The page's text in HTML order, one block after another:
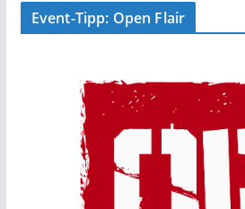
Event-Tipp: Open Flair